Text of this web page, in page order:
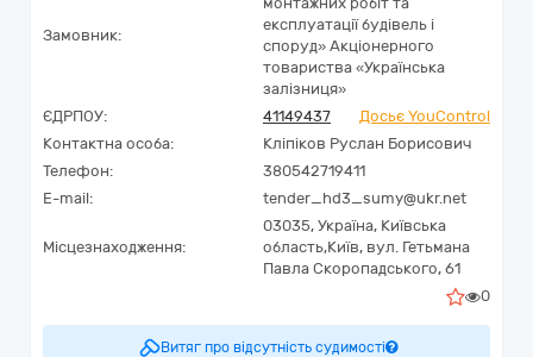
Замовник:
експлуатації будівель і
споруд» Акціонерного
товариства «Українська
залізниця»
ЄДРПОУ:
41149437
Досьє YouControl
Контактна особа:
Кліпіков Руслан Борисович
Телефон:
380542719411
E-mail:
tender_hd3_sumy@ukr.net
Місцезнаходження:
03035, Україна, Київська
область,Київ, вул. Гетьмана
Павла Скоропадського, 61
0
Витяг про відсутність судимості